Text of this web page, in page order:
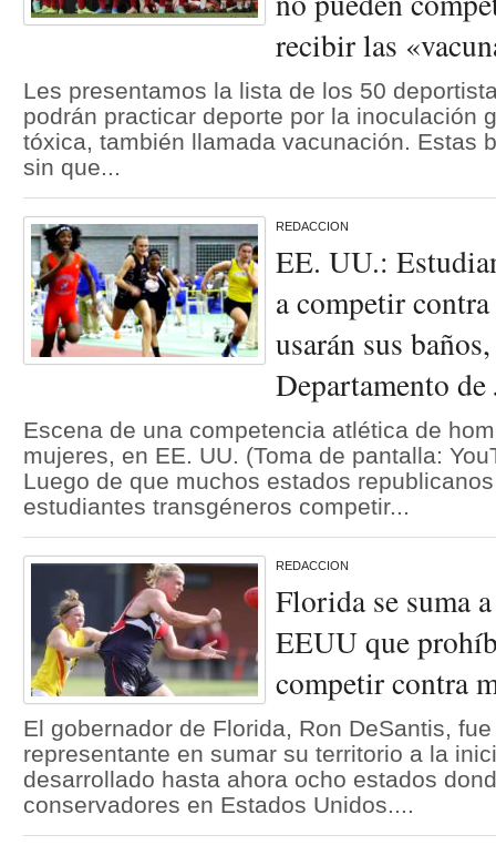
recibir las
Les presentamos la lista de los 50
podrán practicar deporte por la inoculación
tóxica, también llamada vacunación. Estas
sin que...
REDACCION
EE. UU.:
a competir
usarán sus
Departamento
Escena de una competencia atlética de
mujeres, en EE. UU. (Toma de pantalla:
Luego de que muchos estados
estudiantes transgéneros competir...
REDACCION
Florida se suma
EEUU que
competir contra
El gobernador de Florida, Ron DeSantis,
representante en sumar su territorio a la
desarrollado hasta ahora ocho estados
conservadores en Estados Unidos....